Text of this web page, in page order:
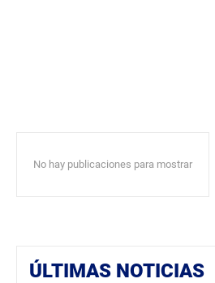
No hay publicaciones para mostrar
ÚLTIMAS NOTICIAS